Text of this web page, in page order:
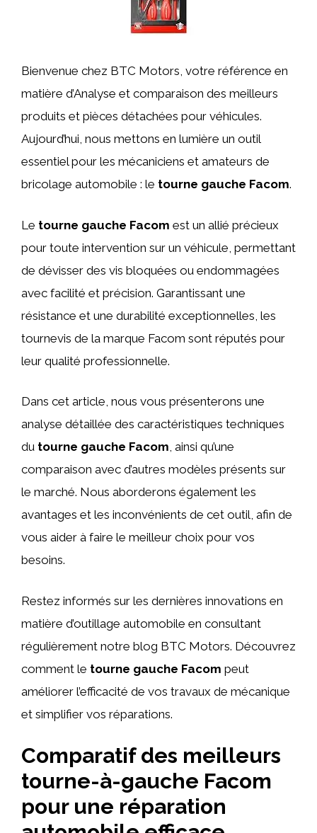
Bienvenue chez BTC Motors, votre référence en
matière d’Analyse et comparaison des meilleurs
produits et pièces détachées pour véhicules.
Aujourd’hui, nous mettons en lumière un outil
essentiel pour les mécaniciens et amateurs de
bricolage automobile : le tourne gauche Facom.
Le tourne gauche Facom est un allié précieux
pour toute intervention sur un véhicule, permettant
de dévisser des vis bloquées ou endommagées
avec facilité et précision. Garantissant une
résistance et une durabilité exceptionnelles, les
tournevis de la marque Facom sont réputés pour
leur qualité professionnelle.
Dans cet article, nous vous présenterons une
analyse détaillée des caractéristiques techniques
du tourne gauche Facom, ainsi qu’une
comparaison avec d’autres modèles présents sur
le marché. Nous aborderons également les
avantages et les inconvénients de cet outil, afin de
vous aider à faire le meilleur choix pour vos
besoins.
Restez informés sur les dernières innovations en
matière d’outillage automobile en consultant
régulièrement notre blog BTC Motors. Découvrez
comment le tourne gauche Facom peut
améliorer l’efficacité de vos travaux de mécanique
et simplifier vos réparations.
Comparatif des meilleurs
tourne-à-gauche Facom
pour une réparation